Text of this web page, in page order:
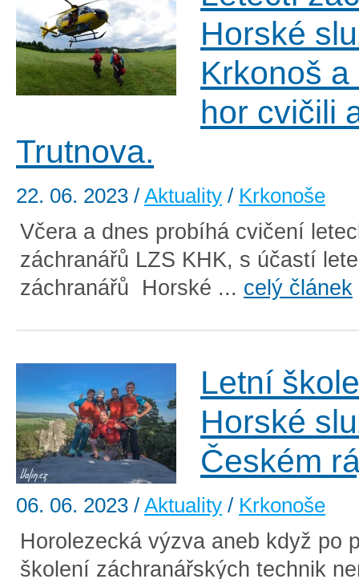
Horské
Krkonoš
hor cvičili
Trutnova.
22. 06. 2023 / Aktuality / Krkonoše
Včera a dnes probíhá cvičení
záchranářů LZS KHK, s účastí
záchranářů Horské ... celý článek
Letní
Horské
Českém
06. 06. 2023 / Aktuality / Krkonoše
Horolezecká výzva aneb když po
školení záchranářských technik